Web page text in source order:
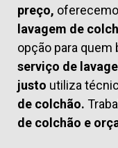
preço,
lavagem de
opção para quem
serviço de
justo utiliza
de colchão.
de colchão e